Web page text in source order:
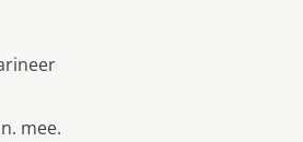
mee.